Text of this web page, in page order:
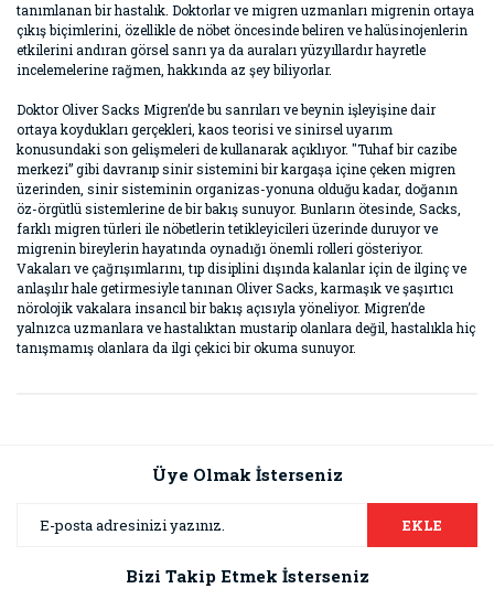
tanımlanan bir hastalık. Doktorlar ve migren uzmanları migrenin ortaya
çıkış biçimlerini, özellikle de nöbet öncesinde beliren ve halüsinojenlerin
etkilerini andıran görsel sanrı ya da auraları yüzyıllardır hayretle
incelemelerine rağmen, hakkında az şey biliyorlar.
Doktor Oliver Sacks Migren’de bu sanrıları ve beynin işleyişine dair
ortaya koydukları gerçekleri, kaos teorisi ve sinirsel uyarım
konusundaki son gelişmeleri de kullanarak açıklıyor. "Tuhaf bir cazibe
merkezi” gibi davranıp sinir sistemini bir kargaşa içine çeken migren
üzerinden, sinir sisteminin organizas-yonuna olduğu kadar, doğanın
öz-örgütlü sistemlerine de bir bakış sunuyor. Bunların ötesinde, Sacks,
farklı migren türleri ile nöbetlerin tetikleyicileri üzerinde duruyor ve
migrenin bireylerin hayatında oynadığı önemli rolleri gösteriyor.
Vakaları ve çağrışımlarını, tıp disiplini dışında kalanlar için de ilginç ve
anlaşılır hale getirmesiyle tanınan Oliver Sacks, karmaşık ve şaşırtıcı
nörolojik vakalara insancıl bir bakış açısıyla yöneliyor. Migren’de
yalnızca uzmanlara ve hastalıktan mustarip olanlara değil, hastalıkla hiç
tanışmamış olanlara da ilgi çekici bir okuma sunuyor.
Görüş ve önerileriniz için teşekkür ederiz.
Ürün resmi kalitesiz, bozuk veya görüntülenemiyor.
Ürün bilgilerinde hatalar bulunuyor.
Üye Olmak İsterseniz
EKLE
Bizi Takip Etmek İsterseniz